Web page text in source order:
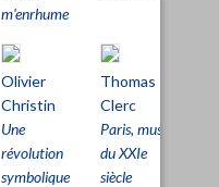
m'enrhume
Olivier
Christin
Une
révolution
symbolique
Thomas
Clerc
Paris, musée
du XXIe
siècle